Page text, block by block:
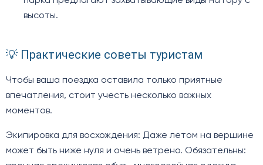
высоты.
💡 Практические советы туристам
Чтобы ваша поездка оставила только приятные
впечатления, стоит учесть несколько важных
моментов.
Экипировка для восхождения: Даже летом на вершине
может быть ниже нуля и очень ветрено. Обязательны: